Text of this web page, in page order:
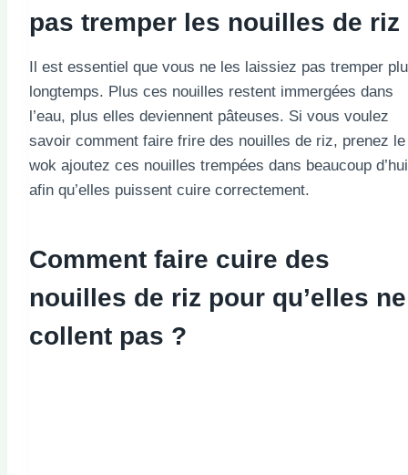
pas tremper les nouilles de riz
Il est essentiel que vous ne les laissiez pas tremper
longtemps. Plus ces nouilles restent immergées dans
l’eau, plus elles deviennent pâteuses. Si vous voulez
savoir comment faire frire des nouilles de riz, prenez le
wok ajoutez ces nouilles trempées dans beaucoup
afin qu’elles puissent cuire correctement.
Comment faire cuire des
nouilles de riz pour qu’elles ne
collent pas ?